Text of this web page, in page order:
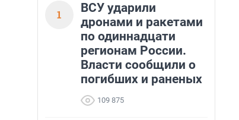
1
ВСУ ударили
дронами и ракетами
по одиннадцати
регионам России.
Власти сообщили о
погибших и раненых
109 875